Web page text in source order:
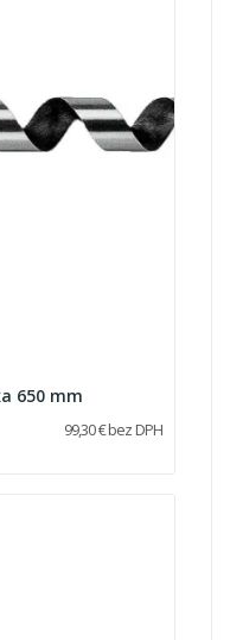
650 mm
99,30 € bez DPH